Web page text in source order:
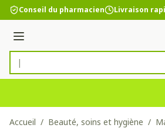
Aller au contenu
Conseil du pharmacien Livraison
Menu
Rechercher
Accueil / Beauté, soins et hygiène /